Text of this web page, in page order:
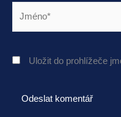
Uložit do prohlížeče